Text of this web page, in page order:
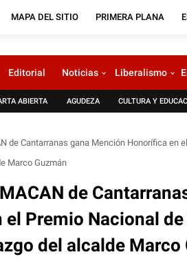
MAPA DEL SITIO PRIMERA PLANA
Editorial Noticias Liberalismo
ABIERTA AGUDEZA CULTURA Y
de Cantarranas gana Mención Honorífica en
Marco Guzmán
de
Premio Nacional
del alcalde Marco